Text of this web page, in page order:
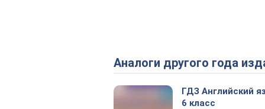
Аналоги другого года
ГДЗ Английский
6 класс